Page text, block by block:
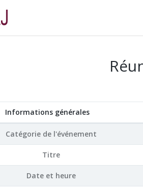
Informations générales
Catégorie de l'événement
Titre
Date et heure